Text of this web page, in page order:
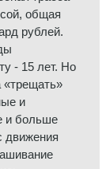
общая
рублей.
- 15 лет. Но
«трещать»
и
и больше
движения